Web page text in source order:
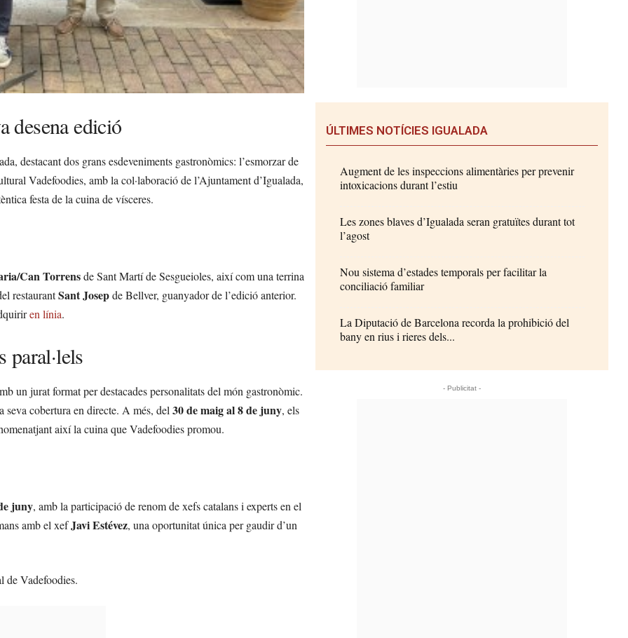
desena edició
destacant dos grans esdeveniments gastronòmics: l’esmorzar de
Vadefoodies, amb la col·laboració de l’Ajuntament d’Igualada,
festa de la cuina de vísceres.
Can Torrensde Sant Martí de Sesgueioles, així com una terrina
restaurantSant Josepde Bellver, guanyador de l’edició anterior.
en línia.
paral·lels
un jurat format per destacades personalitats del món gastronòmic.
cobertura en directe. A més, del 30 de maig al 8 de juny, els
així la cuina que Vadefoodies promou.
juny, amb la participació de renom de xefs catalans i experts en el
amb el xefJavi Estévez, una oportunitat única per gaudir d’un
de Vadefoodies.
ÚLTIMES NOTÍCIES IGUALADA
Augment de les inspeccions alimentàries per prevenir
intoxicacions durant l’estiu
Les zones blaves d’Igualada seran gratuïtes durant tot
l’agost
Nou sistema d’estades temporals per facilitar la
conciliació familiar
La Diputació de Barcelona recorda la prohibició del
bany en rius i rieres dels...
- Publicitat -